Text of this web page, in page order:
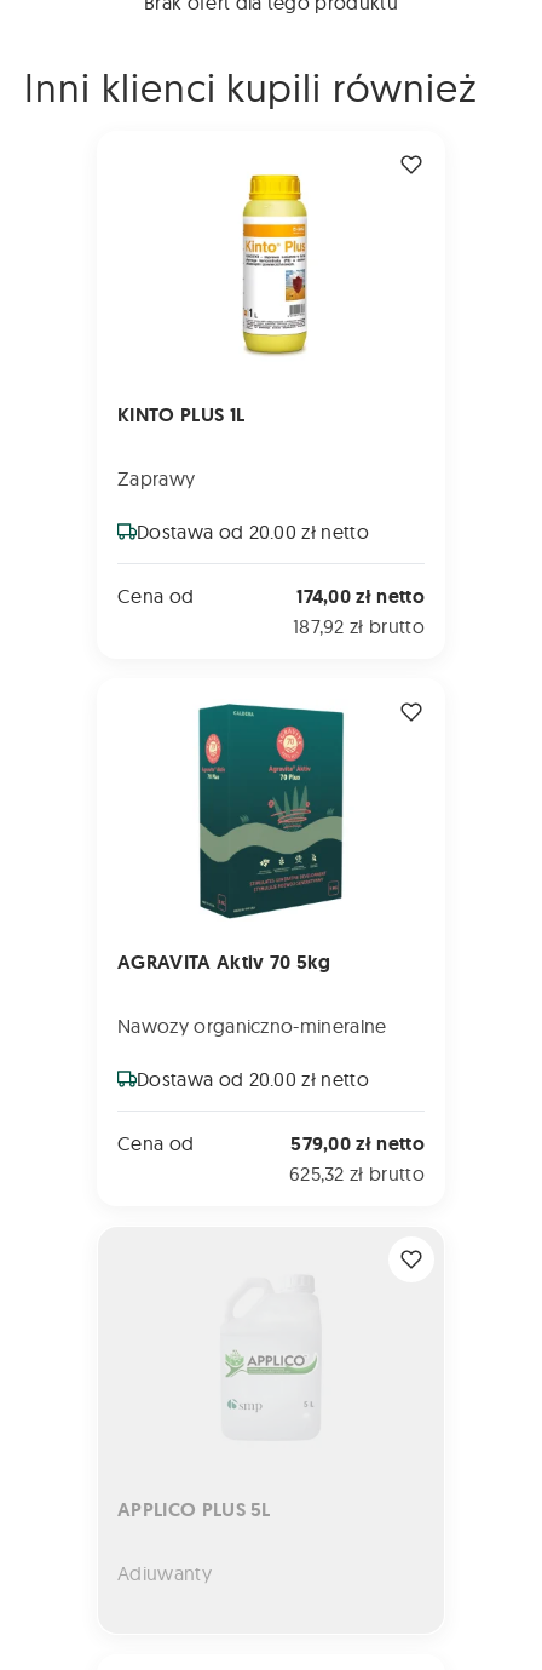
Inni klienci kupili również
KINTO PLUS 1L
Zaprawy
Dostawa od 20.00 zł netto
Cena od 174,00 zł netto
187,92 zł brutto
AGRAVITA Aktiv 70 5kg
Nawozy organiczno-mineralne
Dostawa od 20.00 zł netto
Cena od 579,00 zł netto
625,32 zł brutto
APPLICO PLUS 5L
Adiuwanty